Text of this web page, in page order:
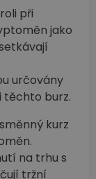
při
jako
určovány
těchto burz.
kurz
na trhu s
tržní